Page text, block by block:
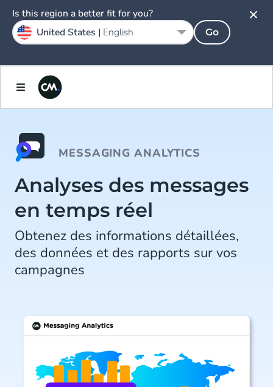
MESSAGING ANALYTICS
Analyses des messages
en temps réel
Obtenez des informations détaillées,
des données et des rapports sur vos
campagnes
Is this region a better fit for you?
United States | English Go